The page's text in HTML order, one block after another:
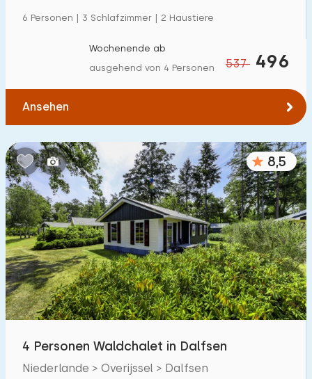
Einfamilienhaus
Tiny house 0
Hausboot 0
Kinderfreundlich
Kindermöbel 2
Eingezäunter Garten 1
Spielgeräte im Garten 1
Hallenbad 12
Kinderanimation
6 Personen | 3 Schlafzimmer | 2 Haustiere
537 496
Wochenende ab
ausgehend von 4 Personen
Ansehen
8,5
4 Personen Waldchalet in Dalfsen
Niederlande > Overijssel > Dalfsen